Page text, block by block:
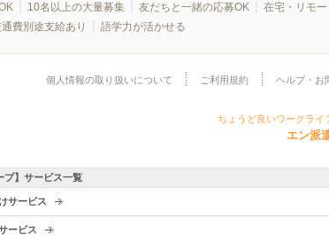
10名以上の大量募集 友だちと一緒の応募OK 在宅・リモー
費別途支給あり 語学力が活かせる
個人情報の取り扱いについて ご利用規約 ヘルプ・お
ちょうど良いワークライ
エン派
プ】サービス一覧
サービス
ービス